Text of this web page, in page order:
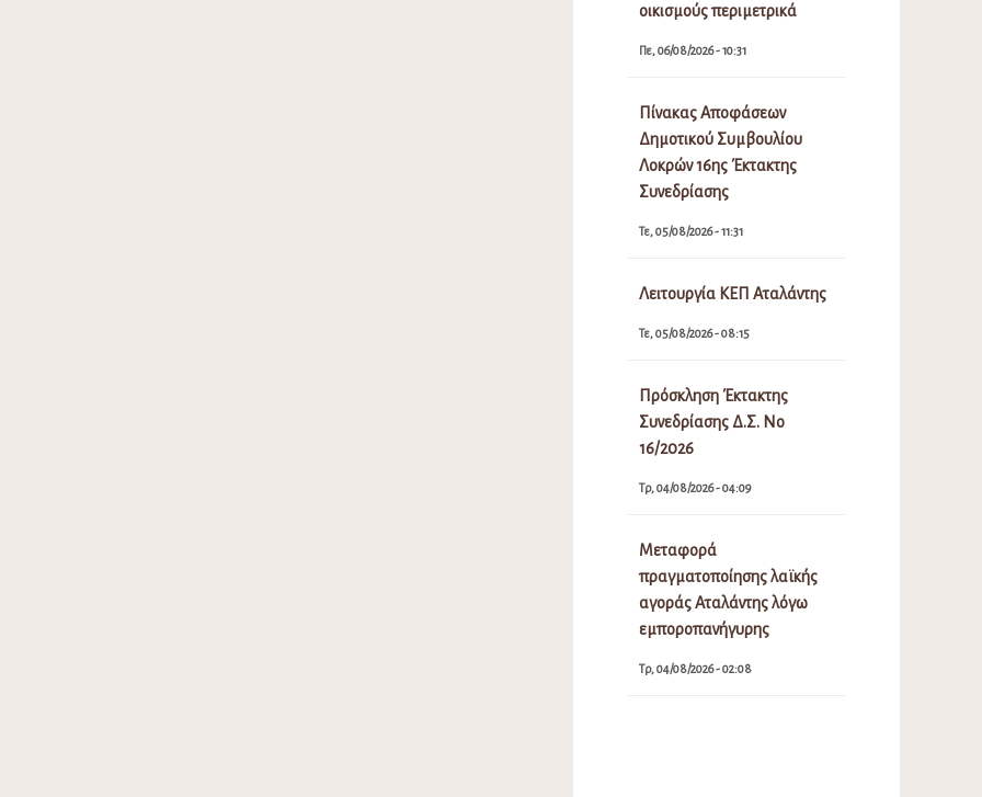
οικισμούς περιμετρικά
Πε, 06/08/2026 - 10:31
Πίνακας Αποφάσεων
Δημοτικού Συμβουλίου
Λοκρών 16ης Έκτακτης
Συνεδρίασης
Τε, 05/08/2026 - 11:31
Λειτουργία ΚΕΠ Αταλάντης
Τε, 05/08/2026 - 08:15
Πρόσκληση Έκτακτης
Συνεδρίασης Δ.Σ. Νο
16/2026
Τρ, 04/08/2026 - 04:09
Μεταφορά
πραγματοποίησης λαϊκής
αγοράς Αταλάντης λόγω
εμποροπανήγυρης
Τρ, 04/08/2026 - 02:08